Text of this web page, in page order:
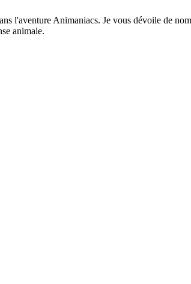
l'aventure Animaniacs. Je vous dévoile de
animale.